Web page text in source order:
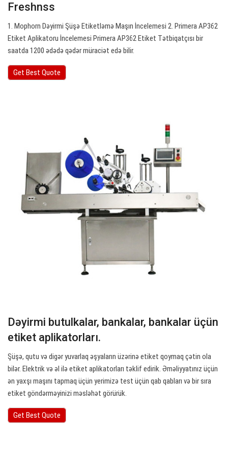
Freshnss
1. Mophorn Dəyirmi Şüşə Etiketləmə Maşın İncelemesi 2. Primera AP362
Etiket Aplikatoru İncelemesi Primera AP362 Etiket Tətbiqatçısı bir
saatda 1200 ədədə qədər müraciət edə bilir.
Get Best Quote
Dəyirmi butulkalar, bankalar, bankalar üçün
etiket aplikatorları.
Şüşə, qutu və digər yuvarlaq əşyaların üzərinə etiket qoymaq çətin ola
bilər. Elektrik və əl ilə etiket aplikatorları təklif edirik. Əməliyyatınız üçün
ən yaxşı maşını tapmaq üçün yerimizə test üçün qab qabları və bir sıra
etiket göndərməyinizi məsləhət görürük.
Get Best Quote